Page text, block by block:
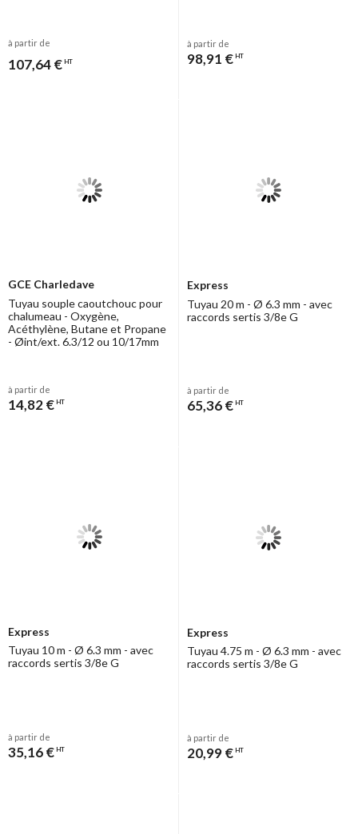
à partir de
107,64 € HT
à partir de
98,91 € HT
GCE Charledave
Tuyau souple caoutchouc pour
chalumeau - Oxygène,
Acéthylène, Butane et Propane
- Øint/ext. 6.3/12 ou 10/17mm
à partir de
14,82 € HT
Express
Tuyau 20 m - Ø 6.3 mm - avec
raccords sertis 3/8e G
à partir de
65,36 € HT
Express
Tuyau 10 m - Ø 6.3 mm - avec
raccords sertis 3/8e G
à partir de
35,16 € HT
Express
Tuyau 4.75 m - Ø 6.3 mm - avec
raccords sertis 3/8e G
à partir de
20,99 € HT